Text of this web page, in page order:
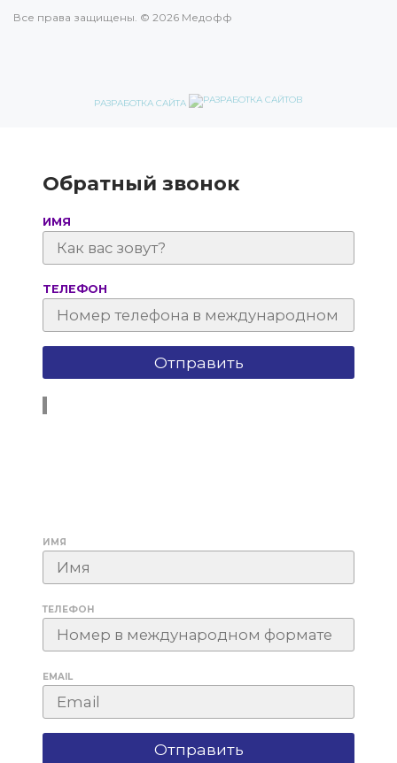
Все права защищены. © 2026 Медофф
РАЗРАБОТКА САЙТА
Обратный звонок
ИМЯ
ТЕЛЕФОН
ИМЯ
ТЕЛЕФОН
EMAIL